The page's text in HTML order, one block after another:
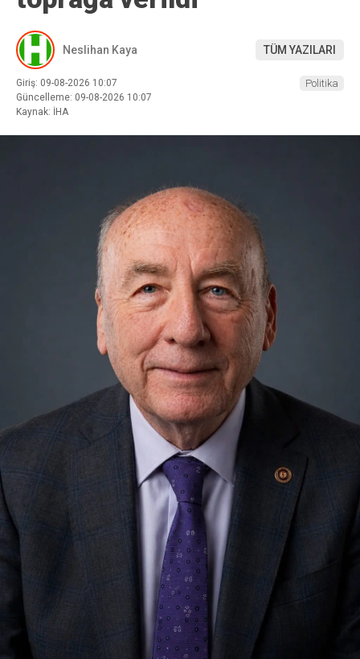
Neslihan Kaya TÜM YAZILARI
Giriş: 09-08-2026 10:07
Güncelleme: 09-08-2026 10:07
Kaynak: İHA
Politika